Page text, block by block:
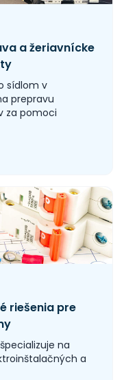
a žeriavnícke
sídlom v
prepravu
za pomoci
riešenia pre
na
a